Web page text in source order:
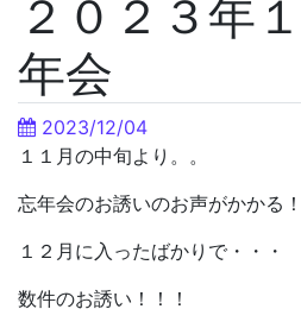
２０２３年
年会
2023/12/04
１１月の中旬より。。
忘年会のお誘いのお声がかかる！
１２月に入ったばかりで・・・
数件のお誘い！！！